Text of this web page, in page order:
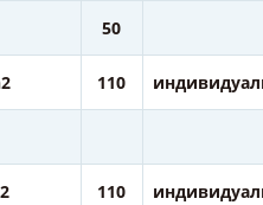
50
110
110